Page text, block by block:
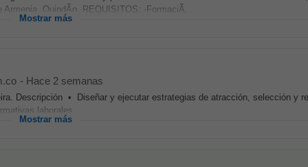
QuindÃ­o. REQUISITOS: -FormaciÃ...
Mostrar más
- Hace 2 semanas
Descripción • Diseñar y ejecutar estrategias de atracción, selección y
laborales...
Mostrar más